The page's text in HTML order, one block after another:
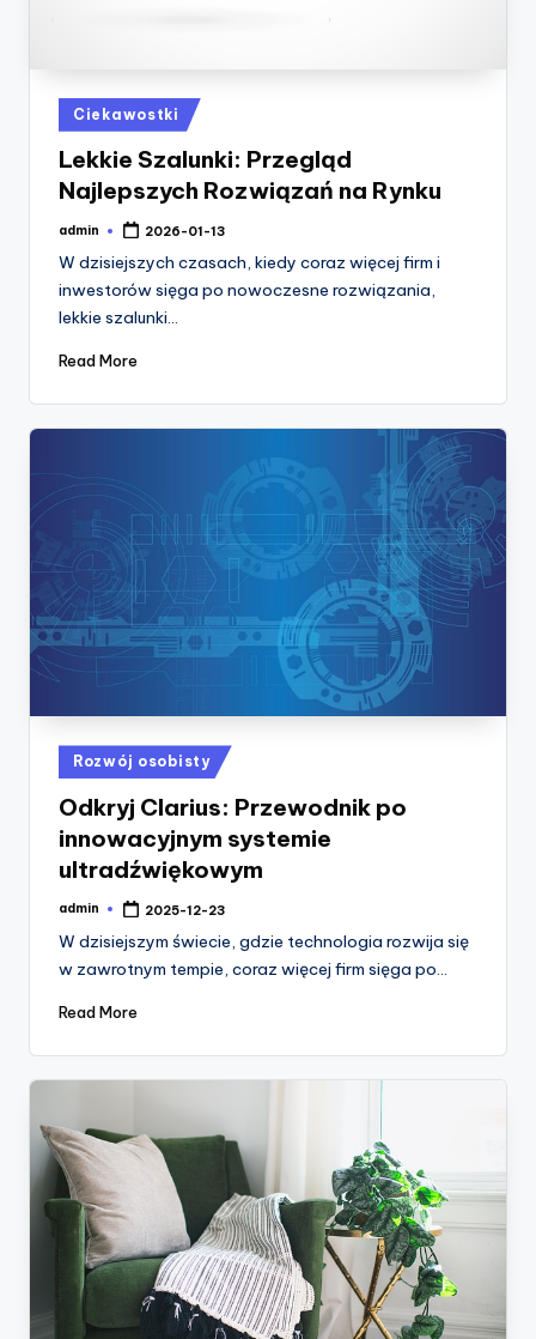
Posted
in
Ciekawostki
Lekkie Szalunki: Przegląd
Najlepszych Rozwiązań na Rynku
Posted
admin 2026-01-13
W dzisiejszych czasach, kiedy coraz więcej firm i
inwestorów sięga po nowoczesne rozwiązania,
lekkie szalunki…
Read More
Posted
in
Rozwój osobisty
Odkryj Clarius: Przewodnik po
innowacyjnym systemie
ultradźwiękowym
Posted
admin 2025-12-23
W dzisiejszym świecie, gdzie technologia rozwija się
w zawrotnym tempie, coraz więcej firm sięga po…
Read More